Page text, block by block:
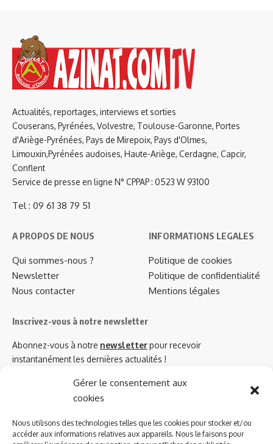
Gérer le consentement aux
cookies
Nous utilisons des technologies telles que les cookies pour stocker et/ou
accéder aux informations relatives aux appareils. Nous le faisons pour
Actualités, reportages, interviews et sorties
Couserans, Pyrénées, Volvestre, Toulouse-Garonne, Portes
d'Ariège-Pyrénées, Pays de Mirepoix, Pays d'Olmes,
Limouxin,Pyrénées audoises, Haute-Ariège, Cerdagne, Capcir,
Conflent
Service de presse en ligne N° CPPAP : 0523 W 93100
Tel : 09 61 38 79 51
A PROPOS DE NOUS
Qui sommes-nous ?
Newsletter
Nous contacter
INFORMATIONS LEGALES
Politique de cookies
Politique de confidentialité
Mentions légales
Inscrivez-vous à notre newsletter
Abonnez-vous à notre newsletterpour recevoir
instantanément les dernières actualités !
Azinat.com TV soutient